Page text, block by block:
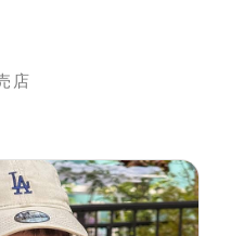
店